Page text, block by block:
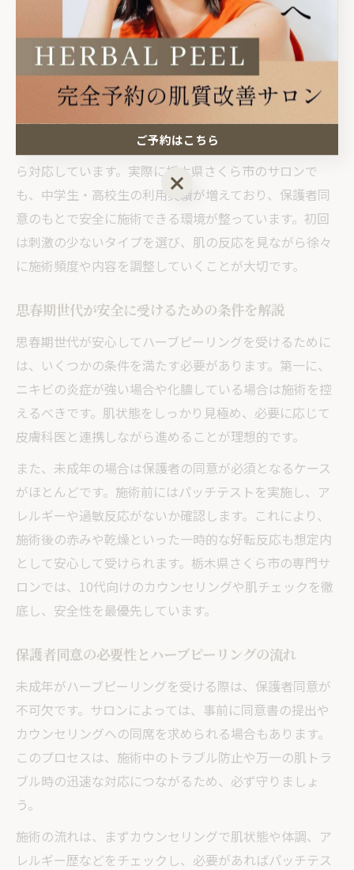
肌は敏感なため、強い刺激や過度な施術は逆効果となる
場合があります。未成年の場合、肌トラブルのリスクを
最小限に抑えるためにも、必ず専門サロンでのカウンセ
リングとパッチテストを受けることが推奨されます。
ハーブピーリングを始める適切な年齢については、サロ
ンによって基準が異なるものの、多くの場合13歳以上か
ら対応しています。実際に栃木県さくら市のサロンで
も、中学生・高校生の利用実績が増えており、保護者同
意のもとで安全に施術できる環境が整っています。初回
は刺激の少ないタイプを選び、肌の反応を見ながら徐々
に施術頻度や内容を調整していくことが大切です。
思春期世代が安全に受けるための条件を解説
思春期世代が安心してハーブピーリングを受けるために
は、いくつかの条件を満たす必要があります。第一に、
ニキビの炎症が強い場合や化膿している場合は施術を控
えるべきです。肌状態をしっかり見極め、必要に応じて
皮膚科医と連携しながら進めることが理想的です。
また、未成年の場合は保護者の同意が必須となるケース
がほとんどです。施術前にはパッチテストを実施し、ア
レルギーや過敏反応がないか確認します。これにより、
施術後の赤みや乾燥といった一時的な好転反応も想定内
として安心して受けられます。栃木県さくら市の専門サ
ロンでは、10代向けのカウンセリングや肌チェックを徹
底し、安全性を最優先しています。
保護者同意の必要性とハーブピーリングの流れ
未成年がハーブピーリングを受ける際は、保護者同意が
不可欠です。サロンによっては、事前に同意書の提出や
カウンセリングへの同席を求められる場合もあります。
このプロセスは、施術中のトラブル防止や万一の肌トラ
ブル時の迅速な対応につながるため、必ず守りましょ
う。
施術の流れは、まずカウンセリングで肌状態や体調、ア
レルギー歴などをチェックし、必要があればパッチテス
ご予約はこちら
ご予約はこちら